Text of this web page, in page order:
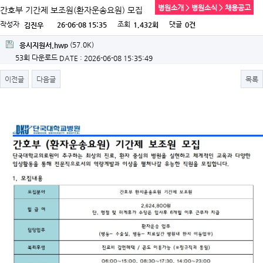
병원소개 > 병원소식 > 채용공고
간호부 기간제 보조원(환자운송요원) 모집
작성자 김진우 26-06-08 15:35 조회 1,432회 댓글 0건
응시지원서.hwp (57.0K)
53회 다운로드 DATE : 2026-06-08 15:35:49
이전글 다음글 목록